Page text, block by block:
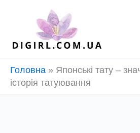
Головна » Японські тату –
історія татуювання